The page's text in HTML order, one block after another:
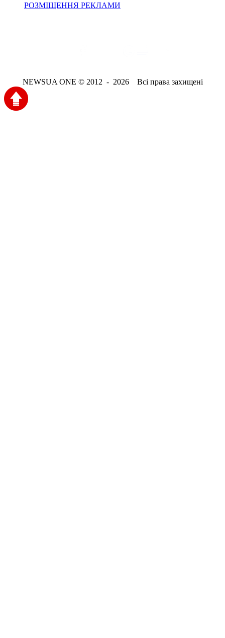
РОЗМІЩЕННЯ РЕКЛАМИ
NEWSUA ONE © 2012 - 2026 Всі права захищені